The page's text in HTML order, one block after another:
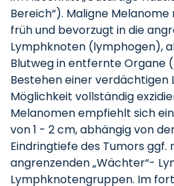
Bereich“). Maligne
früh und bevorzugt in die
Lymphknoten (lymphogen),
Blutweg in entfernte Organe
Bestehen einer verdächtigen
Möglichkeit vollständig
Melanomen empfiehlt sich
von 1 - 2 cm, abhängig von
Eindringtiefe des Tumors
angrenzenden „Wächter“-
Lymphknotengruppen. Im